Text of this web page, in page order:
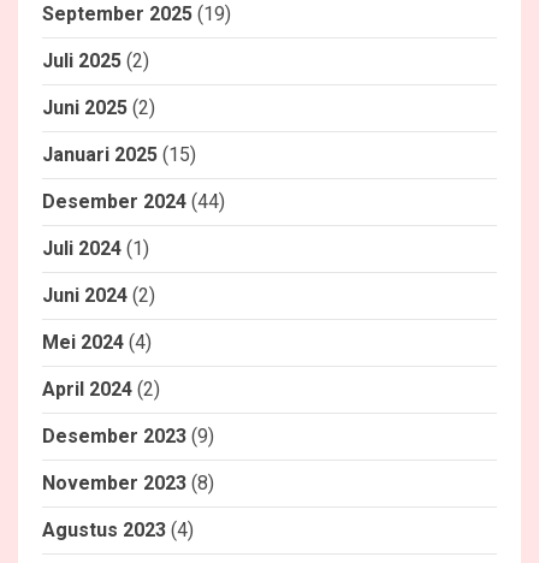
September 2025 (19)
Juli 2025 (2)
Juni 2025 (2)
Januari 2025 (15)
Desember 2024 (44)
Juli 2024 (1)
Juni 2024 (2)
Mei 2024 (4)
April 2024 (2)
Desember 2023 (9)
November 2023 (8)
Agustus 2023 (4)